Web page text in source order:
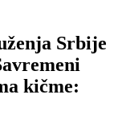
Srbije
kičme: